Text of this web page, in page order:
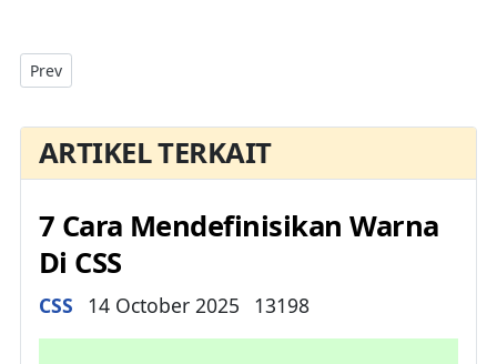
Previous article: Tiga Cara Menggunakan CSS Di HTML
Prev
ARTIKEL TERKAIT
7 Cara Mendefinisikan Warna
Di CSS
Details
CSS 14 October 2025 13198